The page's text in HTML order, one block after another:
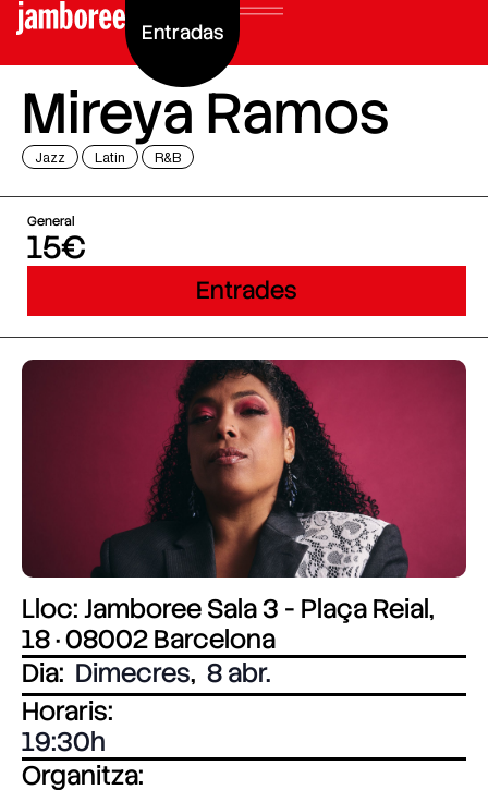
Entradas
Mireya Ramos
Jazz Latin R&B
General
15€
Entrades
Lloc: Jamboree Sala 3 - Plaça Reial,
18 · 08002 Barcelona
Dia: Dimecres, 8 abr.
Horaris:
19:30
Organitza: